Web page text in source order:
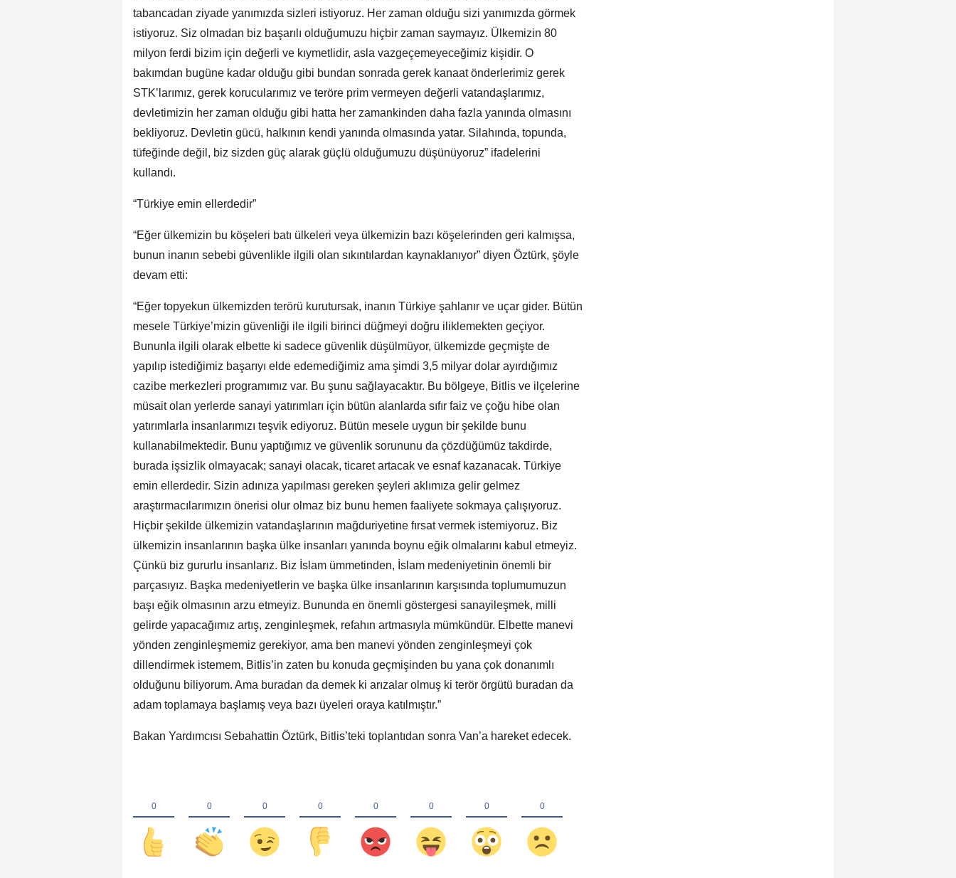
tabancadan ziyade yanımızda sizleri istiyoruz. Her zaman olduğu sizi yanımızda görmek
istiyoruz. Siz olmadan biz başarılı olduğumuzu hiçbir zaman saymayız. Ülkemizin 80
milyon ferdi bizim için değerli ve kıymetlidir, asla vazgeçemeyeceğimiz kişidir. O
bakımdan bugüne kadar olduğu gibi bundan sonrada gerek kanaat önderlerimiz gerek
STK’larımız, gerek korucularımız ve teröre prim vermeyen değerli vatandaşlarımız,
devletimizin her zaman olduğu gibi hatta her zamankinden daha fazla yanında olmasını
bekliyoruz. Devletin gücü, halkının kendi yanında olmasında yatar. Silahında, topunda,
tüfeğinde değil, biz sizden güç alarak güçlü olduğumuzu düşünüyoruz” ifadelerini
kullandı.
“Türkiye emin ellerdedir”
“Eğer ülkemizin bu köşeleri batı ülkeleri veya ülkemizin bazı köşelerinden geri kalmışsa,
bunun inanın sebebi güvenlikle ilgili olan sıkıntılardan kaynaklanıyor” diyen Öztürk, şöyle
devam etti:
“Eğer topyekun ülkemizden terörü kurutursak, inanın Türkiye şahlanır ve uçar gider. Bütün
mesele Türkiye’mizin güvenliği ile ilgili birinci düğmeyi doğru iliklemekten geçiyor.
Bununla ilgili olarak elbette ki sadece güvenlik düşülmüyor, ülkemizde geçmişte de
yapılıp istediğimiz başarıyı elde edemediğimiz ama şimdi 3,5 milyar dolar ayırdığımız
cazibe merkezleri programımız var. Bu şunu sağlayacaktır. Bu bölgeye, Bitlis ve ilçelerine
müsait olan yerlerde sanayi yatırımları için bütün alanlarda sıfır faiz ve çoğu hibe olan
yatırımlarla insanlarımızı teşvik ediyoruz. Bütün mesele uygun bir şekilde bunu
kullanabilmektedir. Bunu yaptığımız ve güvenlik sorununu da çözdüğümüz takdirde,
burada işsizlik olmayacak; sanayi olacak, ticaret artacak ve esnaf kazanacak. Türkiye
emin ellerdedir. Sizin adınıza yapılması gereken şeyleri aklımıza gelir gelmez
araştırmacılarımızın önerisi olur olmaz biz bunu hemen faaliyete sokmaya çalışıyoruz.
Hiçbir şekilde ülkemizin vatandaşlarının mağduriyetine fırsat vermek istemiyoruz. Biz
ülkemizin insanlarının başka ülke insanları yanında boynu eğik olmalarını kabul etmeyiz.
Çünkü biz gururlu insanlarız. Biz İslam ümmetinden, İslam medeniyetinin önemli bir
parçasıyız. Başka medeniyetlerin ve başka ülke insanlarının karşısında toplumumuzun
başı eğik olmasının arzu etmeyiz. Bununda en önemli göstergesi sanayileşmek, milli
gelirde yapacağımız artış, zenginleşmek, refahın artmasıyla mümkündür. Elbette manevi
yönden zenginleşmemiz gerekiyor, ama ben manevi yönden zenginleşmeyi çok
dillendirmek istemem, Bitlis’in zaten bu konuda geçmişinden bu yana çok donanımlı
olduğunu biliyorum. Ama buradan da demek ki arızalar olmuş ki terör örgütü buradan da
adam toplamaya başlamış veya bazı üyeleri oraya katılmıştır.”
Bakan Yardımcısı Sebahattin Öztürk, Bitlis’teki toplantıdan sonra Van’a hareket edecek.